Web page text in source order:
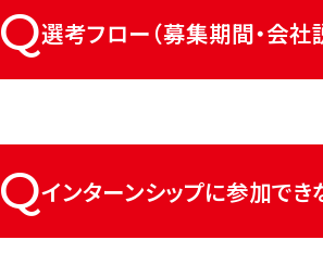
Q選考フロー（募集期間・会社
エントリーいただいた方に、都度
まずはマイページよりエントリー
Qインターンシップに参加でき